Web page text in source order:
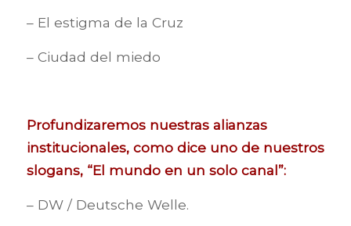
– El estigma de la Cruz
– Ciudad del miedo
Profundizaremos nuestras alianzas
institucionales, como dice uno de nuestros
slogans, “El mundo en un solo canal”:
– DW / Deutsche Welle.